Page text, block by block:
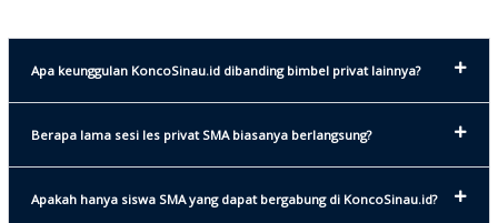
Apa keunggulan KoncoSinau.id dibanding bimbel privat lainnya?
Berapa lama sesi les privat SMA biasanya berlangsung?
Apakah hanya siswa SMA yang dapat bergabung di KoncoSinau.id?